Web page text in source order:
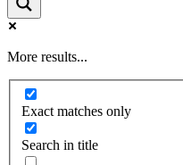
More results...
Exact matches only
Search in title